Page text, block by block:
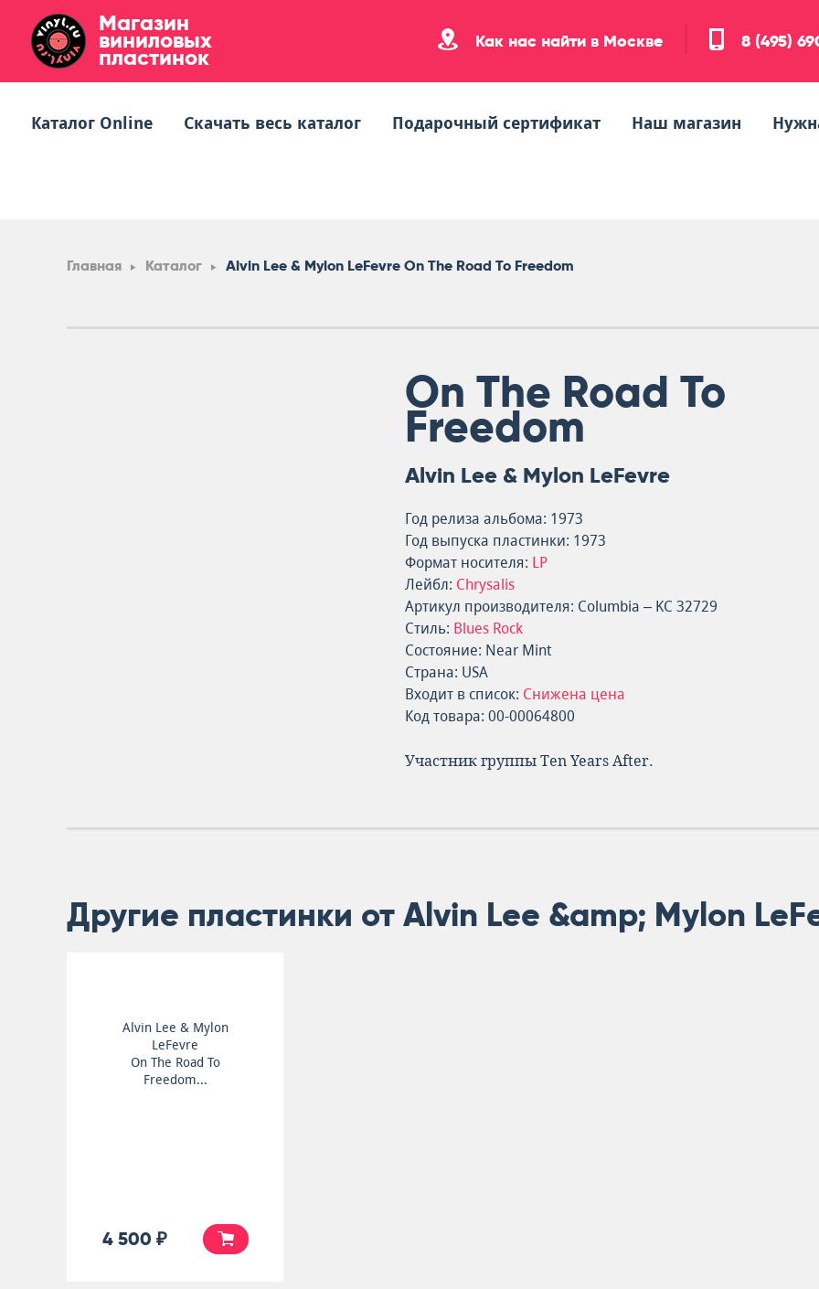
Магазин
виниловых
пластинок
Как нас найти в Москве 8 (495)
Каталог Online Скачать весь каталог Подарочный сертификат Наш магазин
Главная Каталог Alvin Lee & Mylon LeFevre On The Road To Freedom
On The Road To
Freedom
Alvin Lee & Mylon LeFevre
Год релиза альбома: 1973
Год выпуска пластинки: 1973
Формат носителя: LP
Лейбл: Chrysalis
Артикул производителя: Columbia – KC 32729
Стиль: Blues Rock
Состояние: Near Mint
Страна: USA
Входит в список: Снижена цена
Код товара: 00-00064800
Участник группы Ten Years After.
Другие пластинки от Alvin Lee &amp; Mylon
Alvin Lee & Mylon
LeFevre
On The Road To
Freedom...
4 500 ₽